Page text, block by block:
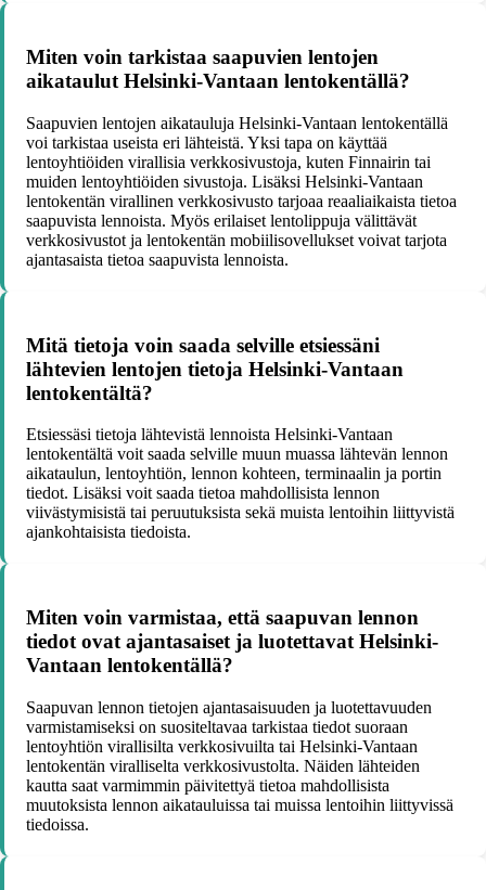
Miten voin tarkistaa saapuvien lentojen
aikataulut Helsinki-Vantaan lentokentällä?
Saapuvien lentojen aikatauluja Helsinki-Vantaan lentokentällä
voi tarkistaa useista eri lähteistä. Yksi tapa on käyttää
lentoyhtiöiden virallisia verkkosivustoja, kuten Finnairin tai
muiden lentoyhtiöiden sivustoja. Lisäksi Helsinki-Vantaan
lentokentän virallinen verkkosivusto tarjoaa reaaliaikaista tietoa
saapuvista lennoista. Myös erilaiset lentolippuja välittävät
verkkosivustot ja lentokentän mobiilisovellukset voivat tarjota
ajantasaista tietoa saapuvista lennoista.
Mitä tietoja voin saada selville etsiessäni
lähtevien lentojen tietoja Helsinki-Vantaan
lentokentältä?
Etsiessäsi tietoja lähtevistä lennoista Helsinki-Vantaan
lentokentältä voit saada selville muun muassa lähtevän lennon
aikataulun, lentoyhtiön, lennon kohteen, terminaalin ja portin
tiedot. Lisäksi voit saada tietoa mahdollisista lennon
viivästymisistä tai peruutuksista sekä muista lentoihin liittyvistä
ajankohtaisista tiedoista.
Miten voin varmistaa, että saapuvan lennon
tiedot ovat ajantasaiset ja luotettavat Helsinki-
Vantaan lentokentällä?
Saapuvan lennon tietojen ajantasaisuuden ja luotettavuuden
varmistamiseksi on suositeltavaa tarkistaa tiedot suoraan
lentoyhtiön virallisilta verkkosivuilta tai Helsinki-Vantaan
lentokentän viralliselta verkkosivustolta. Näiden lähteiden
kautta saat varmimmin päivitettyä tietoa mahdollisista
muutoksista lennon aikatauluissa tai muissa lentoihin liittyvissä
tiedoissa.